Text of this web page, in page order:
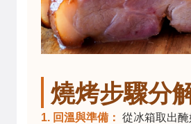
燒烤步驟分
1. 回溫與準備： 從冰箱取出